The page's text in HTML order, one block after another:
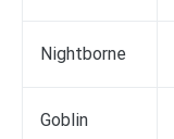
Nightborne
Goblin